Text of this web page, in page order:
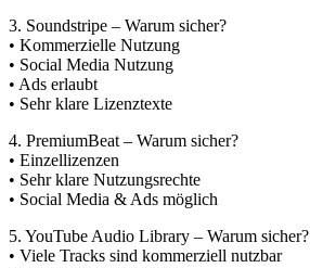
3. Soundstripe – Warum sicher?
• Kommerzielle Nutzung
• Social Media Nutzung
• Ads erlaubt
• Sehr klare Lizenztexte
4. PremiumBeat – Warum sicher?
• Einzellizenzen
• Sehr klare Nutzungsrechte
• Social Media & Ads möglich
5. YouTube Audio Library – Warum sicher?
• Viele Tracks sind kommerziell nutzbar